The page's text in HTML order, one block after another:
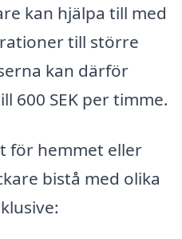
kan hjälpa till med
till större
kan därför
600 SEK per timme.
för hemmet eller
bistå med olika